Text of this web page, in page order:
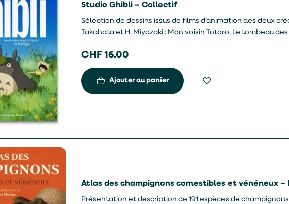
Studio Ghibli – Collectif
Sélection de dessins issus de films d’animation des deux
Takahata et H. Miyazaki : Mon voisin Totoro, Le tombeau
CHF 16.00
Ajouter au panier
Atlas des champignons comestibles et vénéneux –
Présentation et description de 191 espèces de